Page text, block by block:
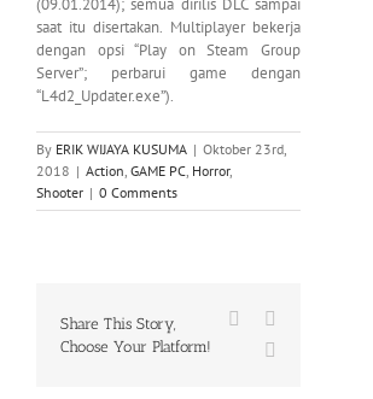
saat itu disertakan. Multiplayer bekerja
dengan opsi “Play on Steam Group
Server”; perbarui game dengan
“L4d2_Updater.exe”).
By ERIK WIJAYA KUSUMA | Oktober 23rd,
2018 | Action GAME PC Horror,
Shooter | 0 Comments
Share This Story,
Choose Your Platform!
Facebook